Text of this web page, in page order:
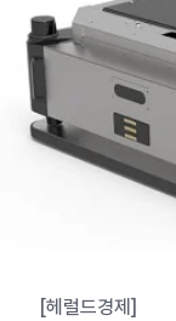
[헤럴드경제]